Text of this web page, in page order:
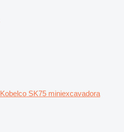
Kobelco SK75 miniexcavadora